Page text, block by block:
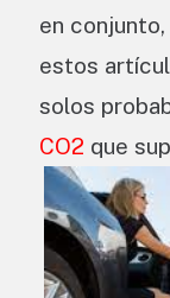
en
estos
solos
CO2 que